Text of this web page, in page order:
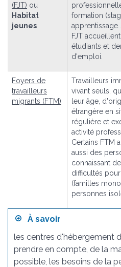
(FJT) ou
Habitat
jeunes
formation
FJT
étudiants et
d'emploi.
Foyers de
travailleurs
migrants (FTM)
Travailleurs
vivant seuls,
leur âge,
étrangère en
régulière et
activité
Certains FTM
aussi des
connaissant
difficultés
(familles
personnes
À savoir
les centres d'hébergement
prendre en compte, de la
possible, les besoins de la